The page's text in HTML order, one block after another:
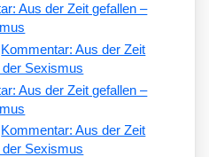
Aus der Zeit gefallen –
Kommentar: Aus der Zeit
der Sexismus
Aus der Zeit gefallen –
Kommentar: Aus der Zeit
der Sexismus